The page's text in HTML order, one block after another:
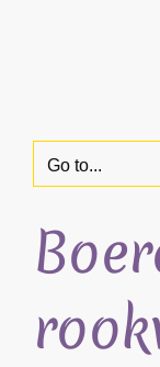
Go to...